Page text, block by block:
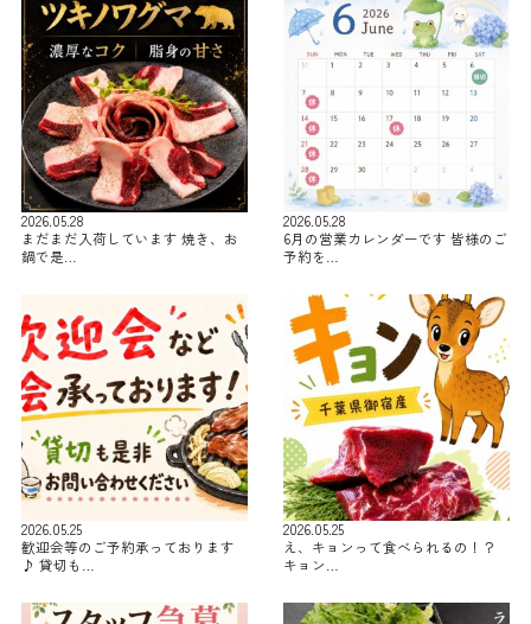
2026.05.28
まだまだ入荷しています 焼き、お
鍋で是…
2026.05.28
6月の営業カレンダーです 皆様のご
予約を…
2026.05.25
歓迎会等のご予約承っております
♪ 貸切も…
2026.05.25
え、キョンって食べられるの！？
キョン…